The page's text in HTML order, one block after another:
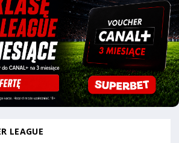
LEAGUE